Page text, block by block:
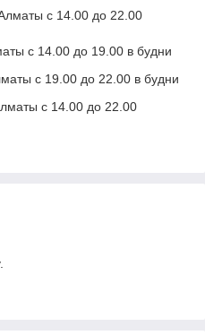
с 14.00 до 22.00
с 14.00 до 19.00 в будни
с 19.00 до 22.00 в будни
с 14.00 до 22.00